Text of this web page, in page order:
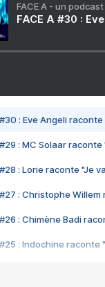
FACE A - un
FACE A #30 :
#30 : Eve Angeli
#29 : MC Solaar
#28 : Lorie raconte "Je
#27 : Christophe
#26 : Chimène Badi
#25 : Indochine raconte